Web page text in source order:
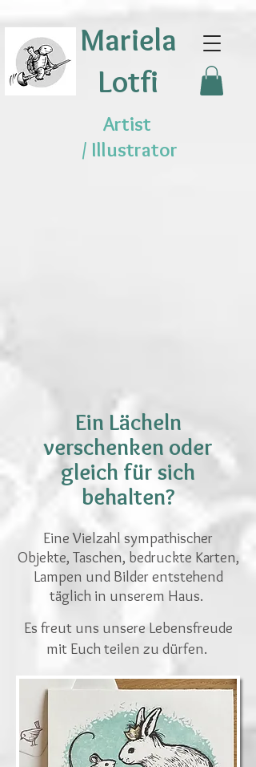
Mariela
Lotfi
Artist
/ Illustrator
Ein Lächeln
verschenken oder
gleich für sich
behalten?
Eine Vielzahl sympathischer
Objekte, Taschen, bedruckte Karten,
Lampen und Bilder entstehend
täglich in unserem Haus.
Es freut uns unsere Lebensfreude
mit Euch teilen zu dürfen.